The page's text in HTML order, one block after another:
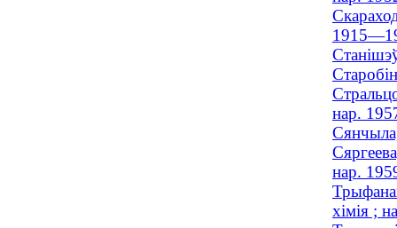
нар.
нар.
хімія ;